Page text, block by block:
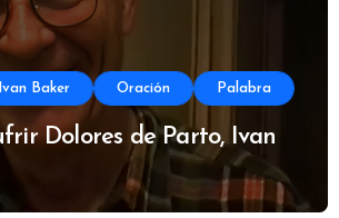
Baker Oración Palabra
Dolores de Parto, Ivan